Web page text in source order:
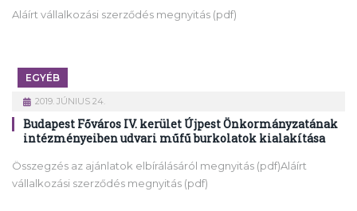
Aláírt vállalkozási szerződés megnyitás (pdf)
EGYÉB
2019. JÚNIUS 24.
Budapest Főváros IV. kerület Újpest Önkormányzatának
intézményeiben udvari műfű burkolatok kialakítása
Összegzés az ajánlatok elbírálásáról megnyitás (pdf)Aláírt
vállalkozási szerződés megnyitás (pdf)